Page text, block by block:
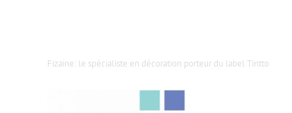
Fizaine: le spécialiste en décoration porteur du label Tintto